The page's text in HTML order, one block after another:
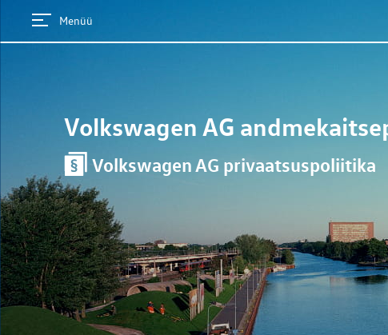
Menüü
Volkswagen AG
Volkswagen AG privaatsuspoliitika